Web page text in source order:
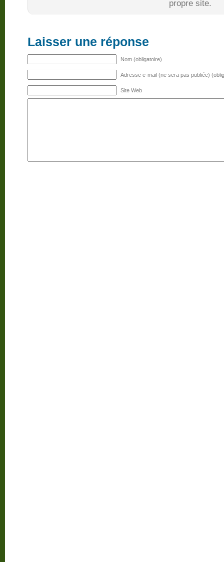
propre site.
Laisser une réponse
Nom (obligatoire)
Adresse e-mail (ne sera pas publiée)
Site Web